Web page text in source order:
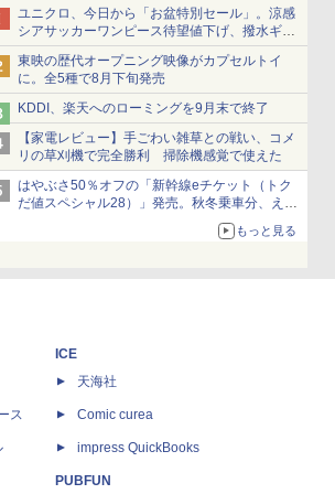
ユニクロ、今日から「お盆特別セール」。涼感
シアサッカーワンピース待望値下げ、撥水ギア
ショーツは1990円に
東映の歴代オープニング映像がカプセルトイ
に。全5種で8月下旬発売
KDDI、楽天へのローミングを9月末で終了
【家電レビュー】手ごわい雑草との戦い、コメ
リの草刈機で完全勝利 掃除機感覚で使えた
はやぶさ50％オフの「新幹線eチケット（トク
だ値スペシャル28）」発売。秋冬乗車分、えき
もっと見る
ス
ICE
天海社
Comic curea
impress QuickBooks
PUBFUN